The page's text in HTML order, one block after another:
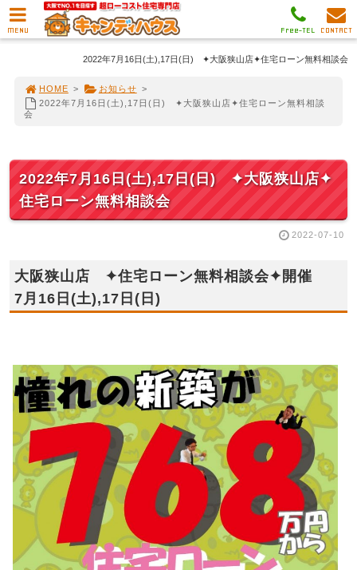
2022年7月16日(土),17日(日) ✦大阪狭山店✦住宅ローン無料相談会
HOME > お知らせ >
2022年7月16日(土),17日(日) ✦大阪狭山店✦住宅ローン無料相談
会
2022年7月16日(土),17日(日) ✦大阪狭山店✦
住宅ローン無料相談会
2022-07-10
大阪狭山店 ✦住宅ローン無料相談会✦開催
7月16日(土),17日(日)
MENU CONTACT
Free-TEL